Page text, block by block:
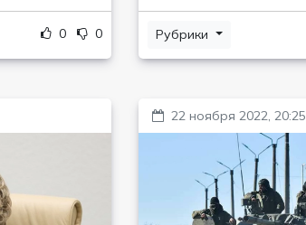
0 0 Рубрики
22 ноября 2022, 20:25